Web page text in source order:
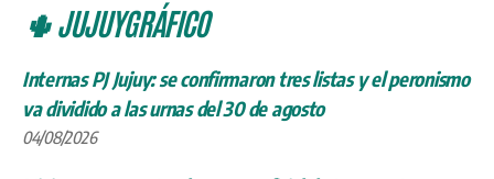
🌵 JUJUYGRÁFICO
Internas PJ Jujuy: se confirmaron tres listas y el peronismo
va dividido a las urnas del 30 de agosto
04/08/2026